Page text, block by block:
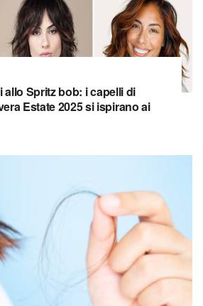
allo Spritz bob: i capelli di
Estate 2025 si ispirano ai